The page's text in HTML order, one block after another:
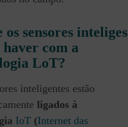
os sensores inteliges
haver com a
LoT?
inteligentes estão
ligados à
IoT (Internet das